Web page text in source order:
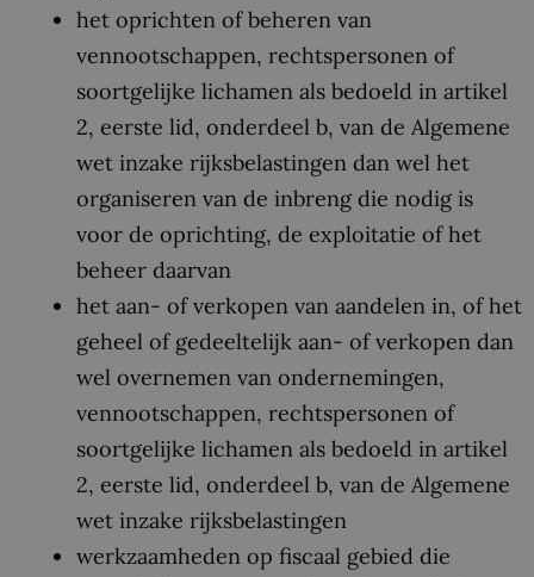
het oprichten of beheren van
vennootschappen, rechtspersonen of
soortgelijke lichamen als bedoeld in artikel
2, eerste lid, onderdeel b, van de Algemene
wet inzake rijksbelastingen dan wel het
organiseren van de inbreng die nodig is
voor de oprichting, de exploitatie of het
beheer daarvan
het aan- of verkopen van aandelen in, of het
geheel of gedeeltelijk aan- of verkopen dan
wel overnemen van ondernemingen,
vennootschappen, rechtspersonen of
soortgelijke lichamen als bedoeld in artikel
2, eerste lid, onderdeel b, van de Algemene
wet inzake rijksbelastingen
werkzaamheden op fiscaal gebied die